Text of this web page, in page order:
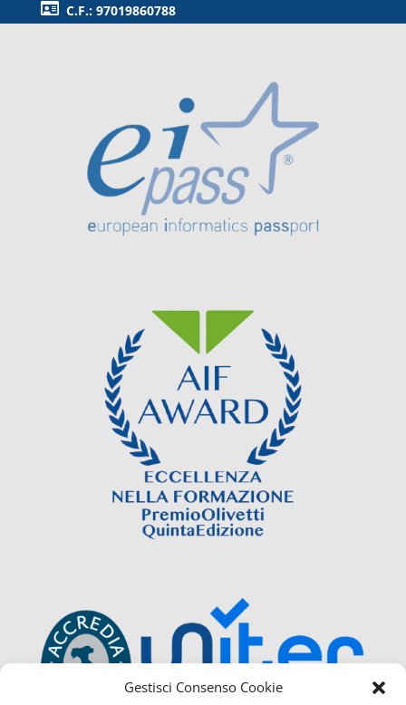
Gestisci Consenso Cookie
C.F.: 97019860788